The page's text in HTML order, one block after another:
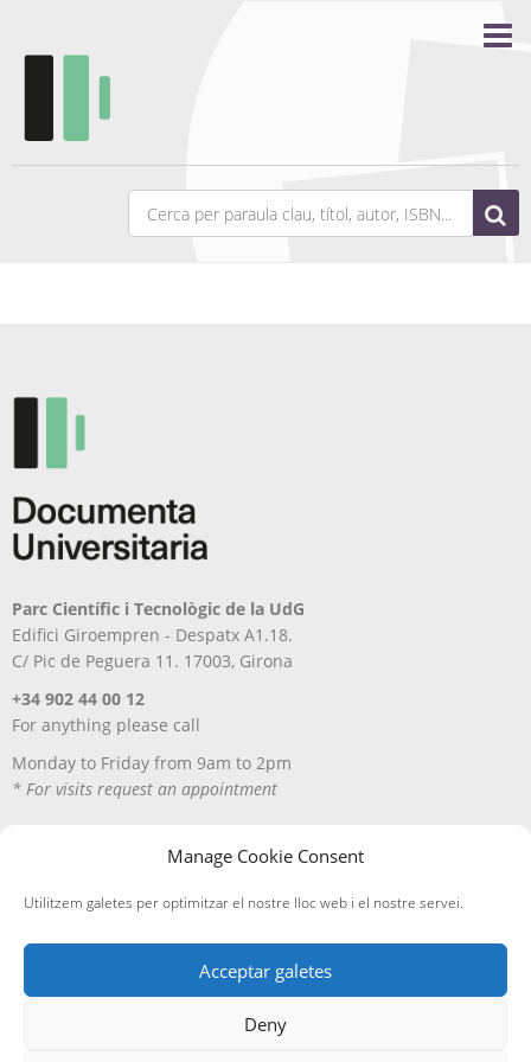
Manage Cookie Consent
Utilitzem galetes per optimitzar el nostre lloc web i el nostre servei.
Acceptar galetes
Deny
Parc Científic i Tecnològic de la UdG
Edifici Giroempren - Despatx A1.18.
C/ Pic de Peguera 11. 17003, Girona
+34 902 44 00 12
For anything please call
Monday to Friday from 9am to 2pm
* For visits request an appointment
Política de privacitat Política de cookies